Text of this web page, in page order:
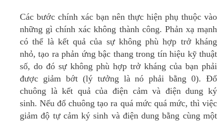
Các bước chính xác bạn nên thực hiện phụ thuộc vào
những gì chính xác không thành công. Phản xạ mạnh
có thể là kết quả của sự không phù hợp trở kháng
nhỏ, tạo ra phản ứng bậc thang trong tín hiệu kỹ thuật
số, do đó sự không phù hợp trở kháng của bạn phải
được giảm bớt (lý tưởng là nó phải bằng 0). Đổ
chuông là kết quả của điện cảm và điện dung ký
sinh.Nếu đổ chuông tạo ra quá mức quá mức, thì việc
giảm độ tự cảm ký sinh và điện dung bằng cùng một